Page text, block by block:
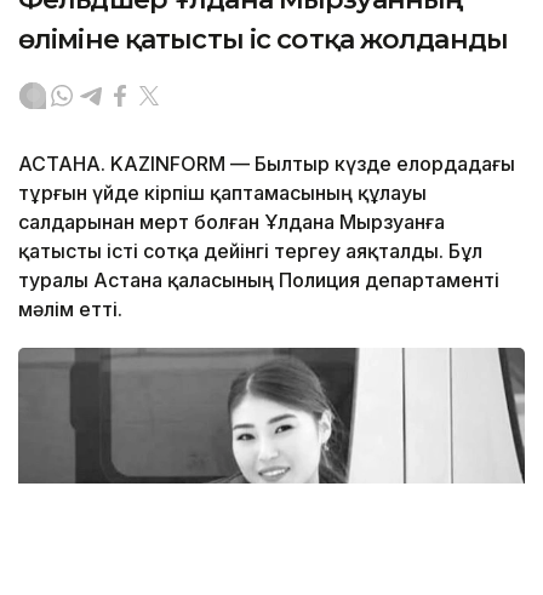
өліміне қатысты іс сотқа жолданды
АСТАНА. KAZINFORM — Былтыр күзде елордадағы
тұрғын үйде кірпіш қаптамасының құлауы
салдарынан мерт болған Ұлдана Мырзуанға
қатысты істі сотқа дейінгі тергеу аяқталды. Бұл
туралы Астана қаласының Полиция департаменті
мәлім етті.